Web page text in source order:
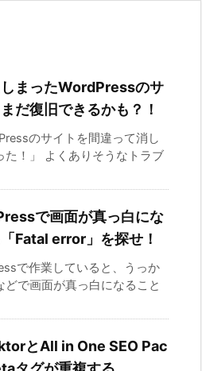
まったWordPressのサ
だ復旧できるかも？！
のサイトを間違って消し
た！」 よくありそうなトラブ
で画面が真っ白にな
Fatal error」を探せ！
で作業していると、うっか
どで画面が真っ白になること
とAll in One SEO Pac